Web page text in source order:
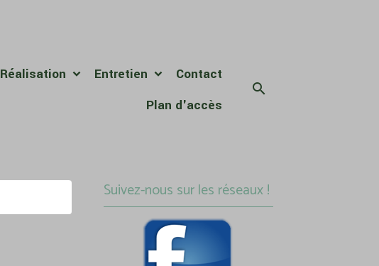
Réalisation Entretien
Contact
Plan d'accès
Suivez-nous sur les réseaux !